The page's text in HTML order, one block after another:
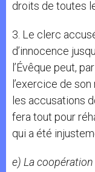
droits de toutes
3. Le clerc
d’innocence
l’Évêque peut,
l’exercice de
les accusations
fera tout pour
qui a été
e) La